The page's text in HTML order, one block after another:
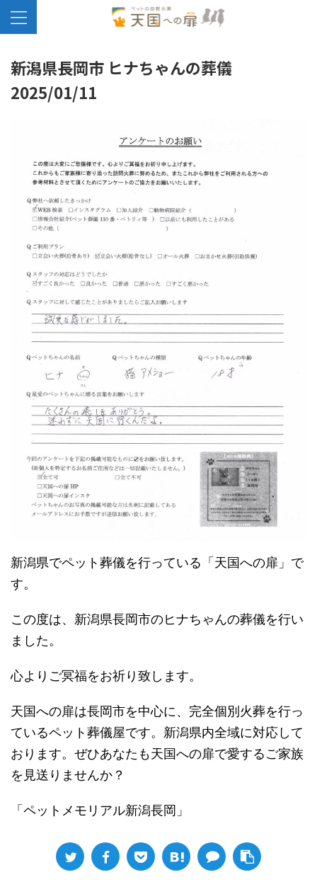
新潟県長岡市 ヒナちゃんの葬儀
2025/01/11
新潟県でペット葬儀を行っている「天国への扉」で
す。
この度は、新潟県長岡市のヒナちゃんの葬儀を行い
ました。
心よりご冥福をお祈り致します。
天国への扉は長岡市を中心に、完全個別火葬を行っ
ているペット葬儀屋です。新潟県内全域に対応して
おります。ぜひあなたも天国への扉で愛するご家族
を見送りませんか？
「ペットメモリアル新潟長岡」